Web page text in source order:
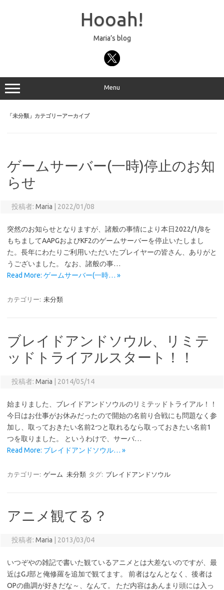
Hooah!
Maria’s blog
Menu
「未分類 」カテゴリーアーカイブ
ゲームサーバー(一時)停止のお知
らせ
投稿者: Maria 2022/01/08
突然のお知らせとなりますが、諸般の事情により本日2022/1/8を
もちましてAAPGおよびKF2のゲームサーバーを停止いたしまし
た。長年にわたりご利用いただいたプレイヤーの皆さん、ありがと
うございました。 なお、諸般の事…
Read More: ゲームサーバー(一時… »
カテゴリー: 未分類
ブレイドアンドソウル、リミテ
ッドトライアルスタート！！
投稿者: Maria 2014/05/14
始まりました、ブレイドアンドソウルのリミテッドトライアル！！
今日はお仕事がお休みだったので開始の名前り合戦にも問題なく参
加し、取っておきたい名前2つと取れるなら取っておきたい名前1
つを取りました。 というわけで、サーバ…
Read More: ブレイドアンドソウル… »
カテゴリー: ゲーム 未分類 タグ: ブレイドアンドソウル
アニメ観てる？
投稿者: Maria 2013/03/04
いつぞやの雑記で書いた観ているアニメとは大差ないのですが、最
近はGJ部と俺修羅を追加で観てます。 前者はなんとなく、後者は
OPの曲調が好きだな～、なんて。 ただ内容はあんまり頭には入っ